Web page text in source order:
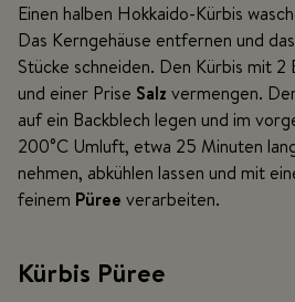
Einen halben Hokkaido-Kürbis
Das Kerngehäuse entfernen und
Stücke schneiden. Den Kürbis mit 2
und einer Prise Salzvermengen.
auf ein Backblech legen und im
200°C Umluft, etwa 25 Minuten
nehmen, abkühlen lassen und mit
feinem Püree verarbeiten.
Kürbis Püree